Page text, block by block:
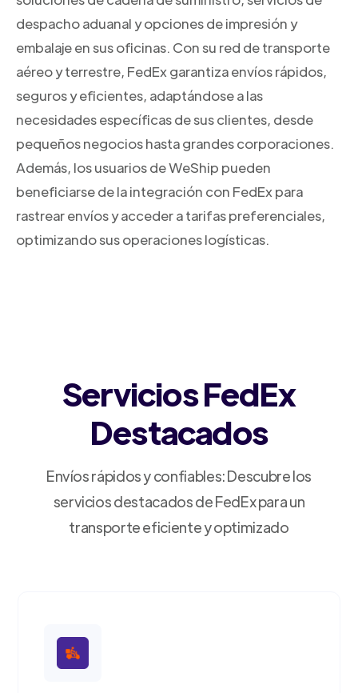
despacho aduanal y opciones de impresión y
embalaje en sus oficinas. Con su red de transporte
aéreo y terrestre, FedEx garantiza envíos rápidos,
seguros y eficientes, adaptándose a las
necesidades específicas de sus clientes, desde
pequeños negocios hasta grandes corporaciones.
Además, los usuarios de WeShip pueden
beneficiarse de la integración con FedEx para
rastrear envíos y acceder a tarifas preferenciales,
optimizando sus operaciones logísticas.
Servicios FedEx
Destacados
Envíos rápidos y confiables: Descubre los
servicios destacados de FedEx para un
transporte eficiente y optimizado